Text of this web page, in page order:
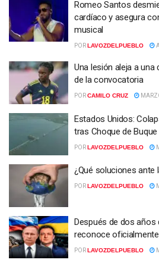
Romeo Santos
cardíaco y asegura
musical
PORLAVOZDELPUEBLO
Una lesión aleja a una
de la convocatoria
PORCAMILO CRUZ
Estados Unidos:
tras Choque de
PORLAVOZDELPUEBLO
¿Qué soluciones ante
PORLAVOZDELPUEBLO
Después de dos años
reconoce
PORLAVOZDELPUEBLO